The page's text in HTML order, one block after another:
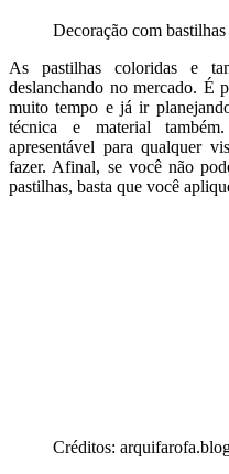
Decoração com bastilhas
As pastilhas coloridas e
deslanchando no mercado. É
muito tempo e já ir
técnica e material
apresentável para qualquer
fazer. Afinal, se você não
pastilhas, basta que você
Créditos: